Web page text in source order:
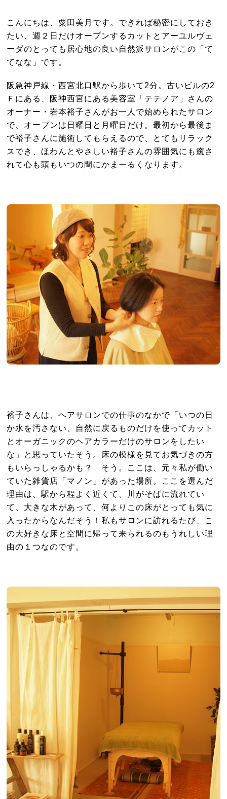
こんにちは、粟田美月です。できれば秘密にしておき
たい、週２日だけオープンするカットとアーユルヴェ
ーダのとっても居心地の良い自然派サロンがこの「て
てなな」です。
阪急神戸線・西宮北口駅から歩いて2分。古いビルの2
Ｆにある、阪神西宮にある美容室「テテノア」さんの
オーナー・岩本裕子さんがお一人で始められたサロン
で、オープンは日曜日と月曜日だけ。最初から最後ま
で裕子さんに施術してもらえるので、とてもリラック
スでき、ほわんとやさしい裕子さんの雰囲気にも癒さ
れて心も頭もいつの間にかまーるくなります。
裕子さんは、ヘアサロンでの仕事のなかで「いつの日
か水を汚さない、自然に戻るものだけを使ってカット
とオーガニックのヘアカラーだけのサロンをしたい
な」と思っていたそう。床の模様を見てお気づきの方
もいらっしゃるかも？ そう。ここは、元々私が働い
ていた雑貨店「マノン」があった場所。ここを選んだ
理由は、駅から程よく近くて、川がそばに流れてい
て、大きな木があって、何よりこの床がとっても気に
入ったからなんだそう！私もサロンに訪れるたび、こ
の大好きな床と空間に帰って来られるのもうれしい理
由の１つなのです。